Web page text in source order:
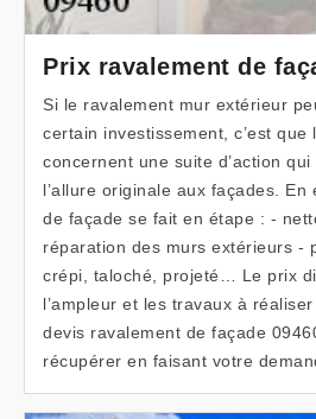
Prix ravalement de
Si le ravalement mur extérieur
certain investissement, c’est que
concernent une suite d’action
l’allure originale aux façades.
de façade se fait en étape : -
réparation des murs extérieurs -
crépi, taloché, projeté… Le prix
l’ampleur et les travaux à
devis ravalement de façade
récupérer en faisant votre